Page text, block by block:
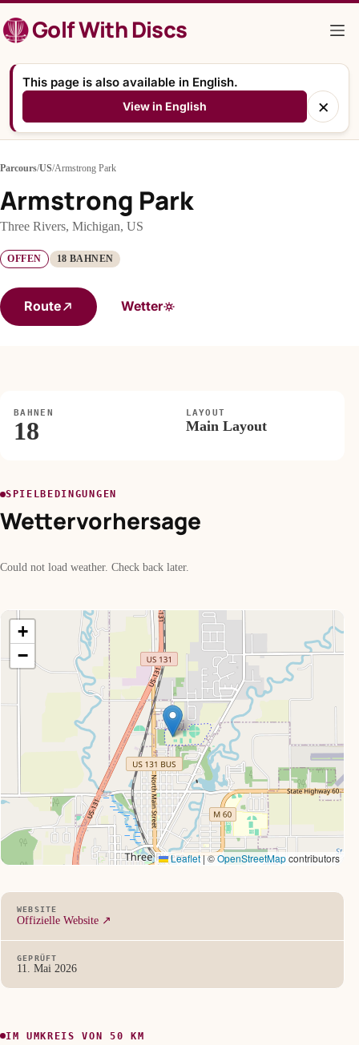
Inhalt
springenGolf With Discs
This page is also available in English.
View in English ×
Parcours/US/Armstrong Park
Armstrong Park
Three Rivers, Michigan, US
OFFEN 18 BAHNEN
Route Wetter
BAHNEN
18
LAYOUT
Main Layout
SPIELBEDINGUNGEN
Wettervorhersage
Could not load weather. Check back later.
+
−
Leaflet|©OpenStreetMapcontributors
WEBSITE
Offizielle Website ↗
GEPRÜFT
11. Mai 2026
IM UMKREIS VON 50 KM